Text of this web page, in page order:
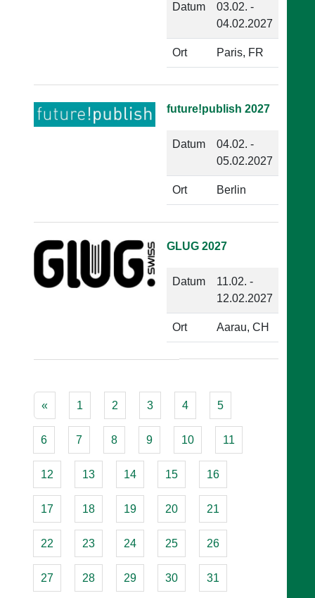
Datum
03.02. -
04.02.2027
Ort Paris, FR
future!publish 2027
Datum
04.02. -
05.02.2027
Ort Berlin
GLUG 2027
Datum
11.02. -
12.02.2027
Ort Aarau, CH
« 1 2 3 4 5
6 7 8 9 10 11
12 13 14 15 16
17 18 19 20 21
22 23 24 25 26
27 28 29 30 31